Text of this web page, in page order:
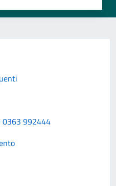
0363 992444